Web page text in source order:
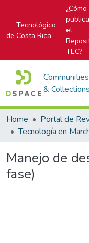
Tecnológico
de Costa Rica
¿Cómo
el
TEC?
Communities
& Collections
Home
Tecnología en
Manejo de
fase)